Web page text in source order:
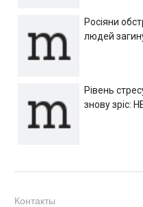
Росіяни
людей
Рівень
знову зріс:
Контакты